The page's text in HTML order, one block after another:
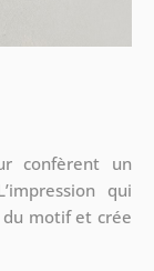
confèrent un
qui
du motif et crée